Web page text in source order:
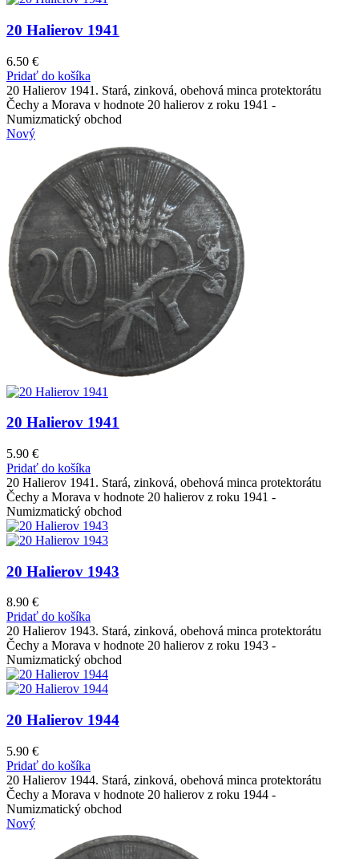
20 Halierov 1941
6.50 €
Pridať do košíka
20 Halierov 1941. Stará, zinková, obehová minca protektorátu
Čechy a Morava v hodnote 20 halierov z roku 1941 -
Numizmatický obchod
Nový
20 Halierov 1941
5.90 €
Pridať do košíka
20 Halierov 1941. Stará, zinková, obehová minca protektorátu
Čechy a Morava v hodnote 20 halierov z roku 1941 -
Numizmatický obchod
20 Halierov 1943
8.90 €
Pridať do košíka
20 Halierov 1943. Stará, zinková, obehová minca protektorátu
Čechy a Morava v hodnote 20 halierov z roku 1943 -
Numizmatický obchod
20 Halierov 1944
5.90 €
Pridať do košíka
20 Halierov 1944. Stará, zinková, obehová minca protektorátu
Čechy a Morava v hodnote 20 halierov z roku 1944 -
Numizmatický obchod
Nový